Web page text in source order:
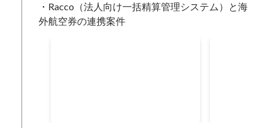
・Racco（法人向け一括精算管理システム）と海
外航空券の連携案件